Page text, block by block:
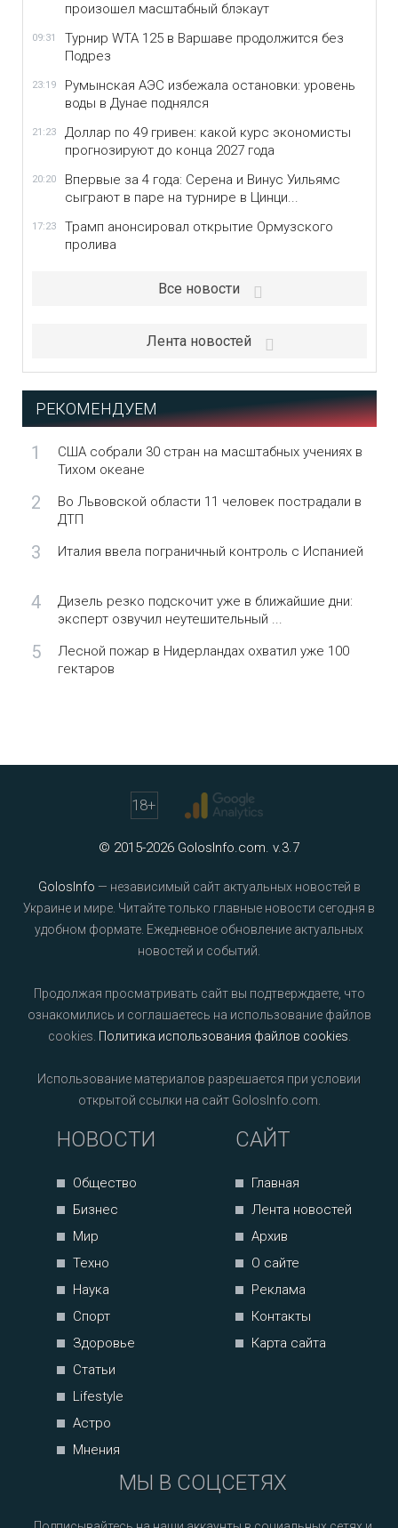
произошел масштабный блэкаут
09:31
Турнир WTA 125 в Варшаве продолжится без
Подрез
23:19
Румынская АЭС избежала остановки: уровень
воды в Дунае поднялся
21:23
Доллар по 49 гривен: какой курс экономисты
прогнозируют до конца 2027 года
20:20
Впервые за 4 года: Серена и Винус Уильямс
сыграют в паре на турнире в Цинци...
17:23
Трамп анонсировал открытие Ормузского
пролива
Все новости
Лента новостей
РЕКОМЕНДУЕМ
1
США собрали 30 стран на масштабных учениях в
Тихом океане
2
Во Львовской области 11 человек пострадали в
ДТП
3 Италия ввела пограничный контроль с Испанией
4
Дизель резко подскочит уже в ближайшие дни:
эксперт озвучил неутешительный ...
5
Лесной пожар в Нидерландах охватил уже 100
гектаров
18+
© 2015-2026 GolosInfo.com. v.3.7
GolosInfo — независимый сайт актуальных новостей в
Украине и мире. Читайте только главные новости сегодня в
удобном формате. Ежедневное обновление актуальных
новостей и событий.
Продолжая просматривать сайт вы подтверждаете, что
ознакомились и соглашаетесь на использование файлов
cookies. Политика использования файлов cookies
Использование материалов разрешается при условии
открытой ссылки на сайт GolosInfo.com.
НОВОСТИ
Общество
Бизнес
Мир
Техно
Наука
Спорт
Здоровье
Статьи
Lifestyle
Астро
Мнения
САЙТ
Главная
Лента новостей
Архив
О сайте
Реклама
Контакты
Карта сайта
МЫ В СОЦСЕТЯХ